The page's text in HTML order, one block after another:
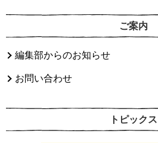
ご案内
編集部からのお知らせ
お問い合わせ
トピックス